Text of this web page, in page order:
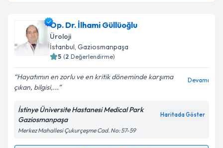
Doç. Dr. Emre Salabaşiçin randevu takvimi talebi
oluşturun. Size bu uzmandan randevu almanız için bir
takvim hazırlandığında e-posta ile bilgilendireceğiz.
Kişisel verilerimin işlenmesine ilişkin
Aydınlatma
Metni'ni okudum ve kişisel verilerimin belirtilen
kapsamda işlenmesini kabul ediyorum.
Op. Dr. İlhami Güllüoğlu
Üroloji
İstanbul, Gaziosmanpaşa
5 (2 Değerlendirme)
Hayatımın en zorlu ve en kritik döneminde karşıma
çıkan, bilgisi,...
Devamı
İstinye Üniversite Hastanesi Medical Park
Gaziosmanpaşa
Haritada Göster
Merkez Mahallesi Çukurçeşme Cad. No: 57-59